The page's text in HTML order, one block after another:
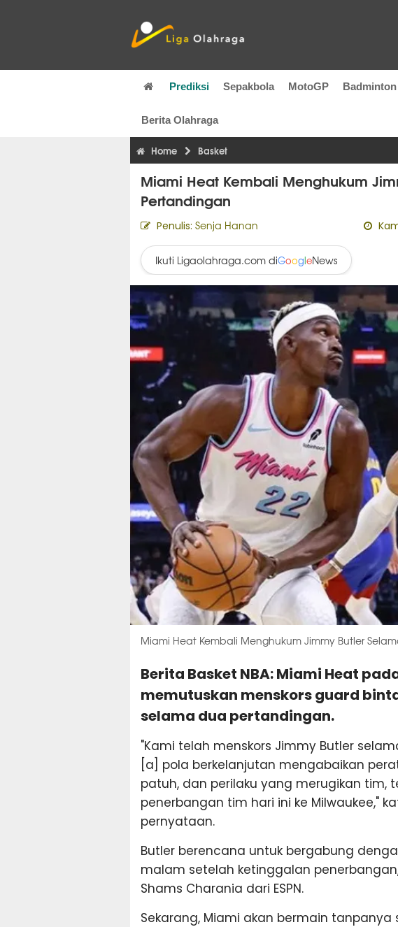
Prediksi Sepakbola MotoGP Badminton
Berita Olahraga
Home Basket
Miami Heat Kembali Menghukum
Pertandingan
Penulis: Senja Hanan
Ikuti Ligaolahraga.com diGoogleNews
Miami Heat Kembali Menghukum Jimmy Butler
Berita Basket NBA: Miami Heat
memutuskan menskors guard
selama dua pertandingan.
"Kami telah menskors Jimmy Butler
[a] pola berkelanjutan mengabaikan
patuh, dan perilaku yang merugikan tim,
penerbangan tim hari ini ke Milwaukee,"
pernyataan.
Butler berencana untuk bergabung
malam setelah ketinggalan
Shams Charania dari ESPN.
Sekarang, Miami akan bermain